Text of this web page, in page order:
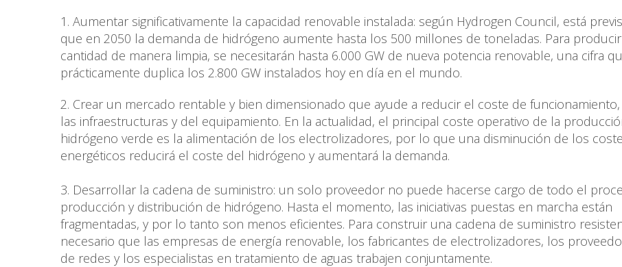
1. Aumentar significativamente la capacidad renovable instalada: según Hydrogen Council, está
que en 2050 la demanda de hidrógeno aumente hasta los 500 millones de toneladas. Para
cantidad de manera limpia, se necesitarán hasta 6.000 GW de nueva potencia renovable, una cifra
prácticamente duplica los 2.800 GW instalados hoy en día en el mundo.
2. Crear un mercado rentable y bien dimensionado que ayude a reducir el coste de
las infraestructuras y del equipamiento. En la actualidad, el principal coste operativo de la
hidrógeno verde es la alimentación de los electrolizadores, por lo que una disminución de los
energéticos reducirá el coste del hidrógeno y aumentará la demanda.
3. Desarrollar la cadena de suministro: un solo proveedor no puede hacerse cargo de todo el
producción y distribución de hidrógeno. Hasta el momento, las iniciativas puestas en marcha están
fragmentadas, y por lo tanto son menos eficientes. Para construir una cadena de suministro
necesario que las empresas de energía renovable, los fabricantes de electrolizadores, los
de redes y los especialistas en tratamiento de aguas trabajen conjuntamente.